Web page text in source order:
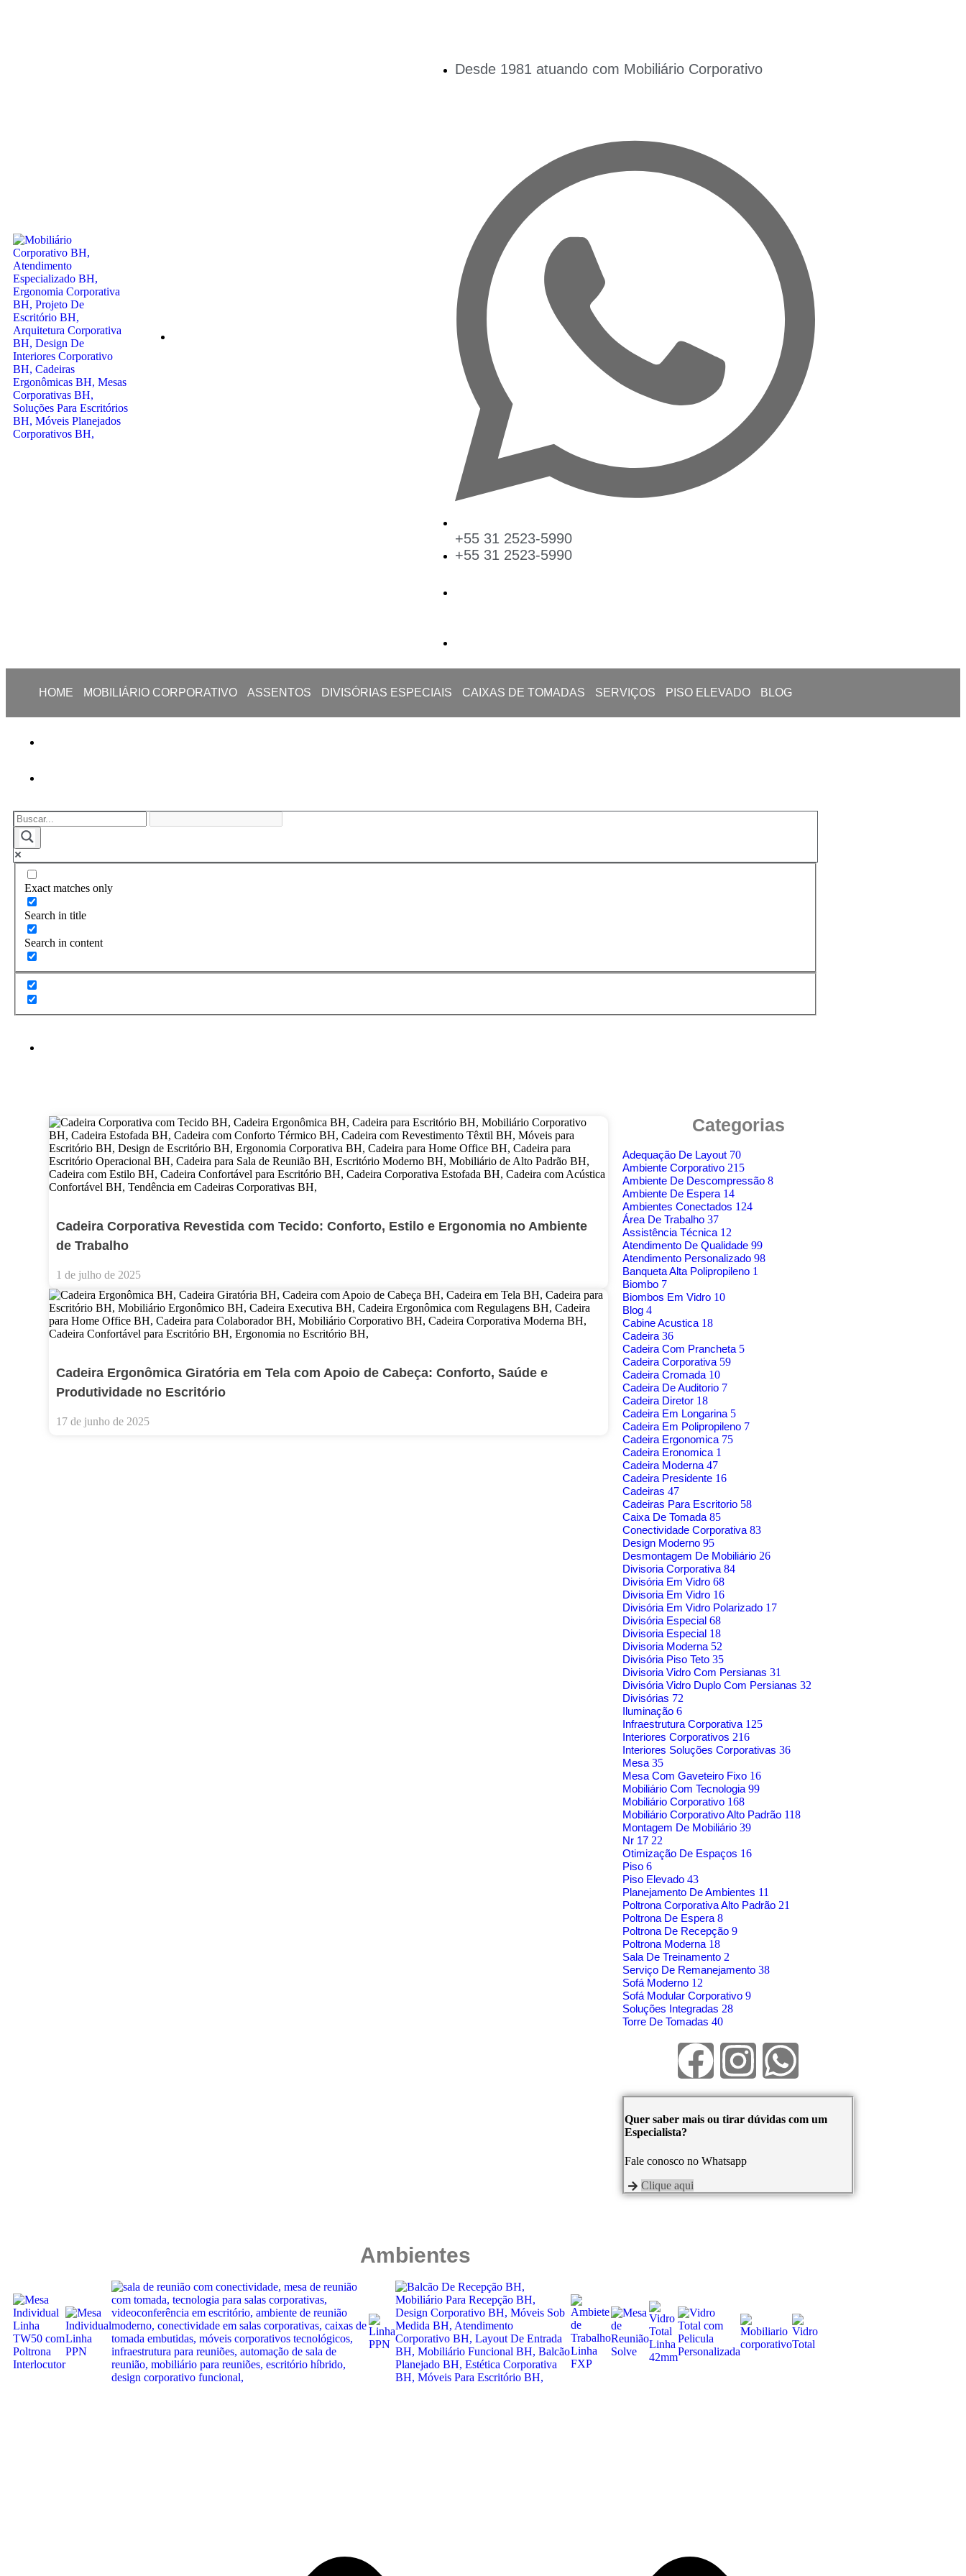
Desde 1981 atuando com Mobiliário Corporativo
+55 31 2523-5990
+55 31 2523-5990
HOME MOBILIÁRIO CORPORATIVO ASSENTOS DIVISÓRIAS ESPECIAIS CAIXAS DE TOMADAS SERVIÇOS PISO ELEVADO BLOG
Exact matches only
Search in title
Search in content
Cadeira Corporativa Revestida com Tecido: Conforto, Estilo e Ergonomia no Ambiente
de Trabalho
1 de julho de 2025
Cadeira Ergonômica Giratória em Tela com Apoio de Cabeça: Conforto, Saúde e
Produtividade no Escritório
17 de junho de 2025
Categorias
Adequação De Layout 70
Ambiente Corporativo 215
Ambiente De Descompressão 8
Ambiente De Espera 14
Ambientes Conectados 124
Área De Trabalho 37
Assistência Técnica 12
Atendimento De Qualidade 99
Atendimento Personalizado 98
Banqueta Alta Polipropileno 1
Biombo 7
Biombos Em Vidro 10
Blog 4
Cabine Acustica 18
Cadeira 36
Cadeira Com Prancheta 5
Cadeira Corporativa 59
Cadeira Cromada 10
Cadeira De Auditorio 7
Cadeira Diretor 18
Cadeira Em Longarina 5
Cadeira Em Polipropileno 7
Cadeira Ergonomica 75
Cadeira Eronomica 1
Cadeira Moderna 47
Cadeira Presidente 16
Cadeiras 47
Cadeiras Para Escritorio 58
Caixa De Tomada 85
Conectividade Corporativa 83
Design Moderno 95
Desmontagem De Mobiliário 26
Divisoria Corporativa 84
Divisória Em Vidro 68
Divisoria Em Vidro 16
Divisória Em Vidro Polarizado 17
Divisória Especial 68
Divisoria Especial 18
Divisoria Moderna 52
Divisória Piso Teto 35
Divisoria Vidro Com Persianas 31
Divisória Vidro Duplo Com Persianas 32
Divisórias 72
Iluminação 6
Infraestrutura Corporativa 125
Interiores Corporativos 216
Interiores Soluções Corporativas 36
Mesa 35
Mesa Com Gaveteiro Fixo 16
Mobiliário Com Tecnologia 99
Mobiliário Corporativo 168
Mobiliário Corporativo Alto Padrão 118
Montagem De Mobiliário 39
Nr 17 22
Otimização De Espaços 16
Piso 6
Piso Elevado 43
Planejamento De Ambientes 11
Poltrona Corporativa Alto Padrão 21
Poltrona De Espera 8
Poltrona De Recepção 9
Poltrona Moderna 18
Sala De Treinamento 2
Serviço De Remanejamento 38
Sofá Moderno 12
Sofá Modular Corporativo 9
Soluções Integradas 28
Torre De Tomadas 40
Quer saber mais ou tirar dúvidas com um
Especialista?
Fale conosco no Whatsapp
Clique aqui
Ambientes